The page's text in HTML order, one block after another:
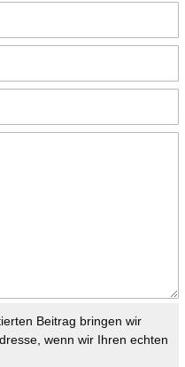
Beitrag bringen wir
wenn wir Ihren echten